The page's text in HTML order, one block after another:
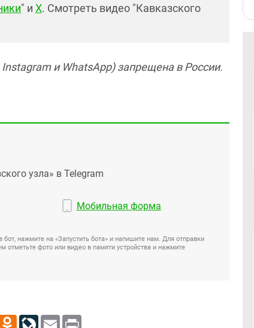
" и X. Смотреть видео "Кавказского
и WhatsApp) запрещена в России.
узла» в Telegram
Мобильная форма
нажмите на «Запустить бота» и напишите нам. Для отправки
фото или видео в памяти устройства и нажмите
Odnoklassniki
LiveJournal
Email